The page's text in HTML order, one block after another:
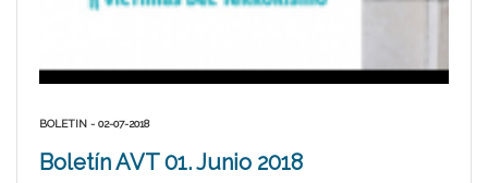
BOLETIN - 02-07-2018
Boletín AVT 01. Junio 2018